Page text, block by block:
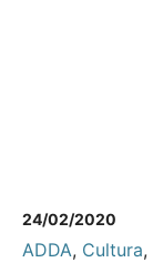
24/02/2020
ADDA, Cultura,